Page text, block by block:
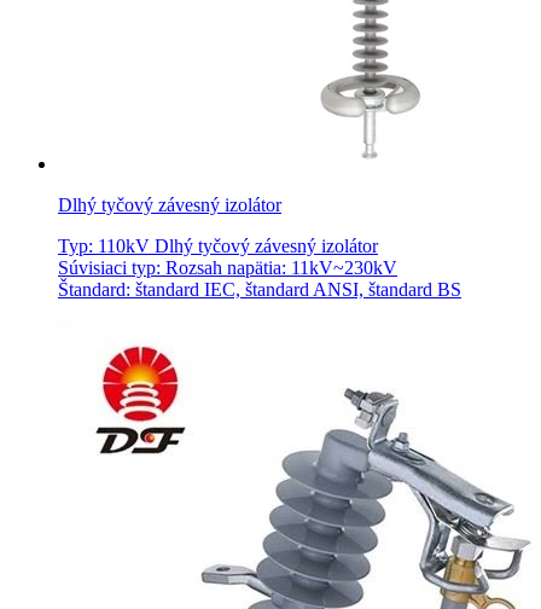
Dlhý tyčový závesný izolátor
Typ: 110kV Dlhý tyčový závesný izolátor
Súvisiaci typ: Rozsah napätia: 11kV~230kV
Štandard: štandard IEC, štandard ANSI, štandard BS